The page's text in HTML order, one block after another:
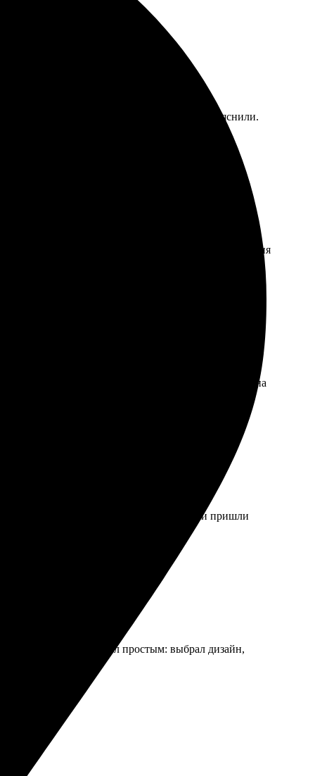
и простым! Ребята вежливые, всё объяснили.
прост: выбрал размер, загрузил изображения
справляются с задачами, рекомендую всем!
Изготовили всё быстро, без задержек. Качество на
вышли на связь для уточнений. Значки пришли
Процесс был простым: выбрал дизайн,